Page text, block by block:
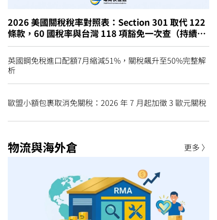
2026 美國關稅稅率對照表：Section 301 取代 122
條款，60 國稅率與台灣 118 項豁免一次查（持續更
新）
英國鋼免稅進口配額7月縮減51%，關稅飆升至50%完整解
析
歐盟小額包裹取消免關稅：2026 年 7 月起加徵 3 歐元關稅
物流與海外倉 更多 〉